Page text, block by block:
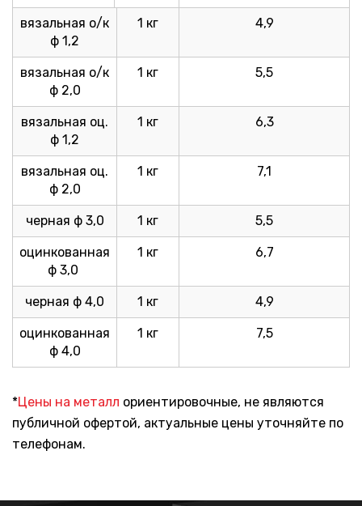
вязальная о/к
ф 1,2
1 кг 4,9
вязальная о/к
ф 2,0
1 кг 5,5
вязальная оц.
ф 1,2
1 кг 6,3
вязальная оц.
ф 2,0
1 кг 7,1
черная ф 3,0 1 кг 5,5
оцинкованная
ф 3,0
1 кг 6,7
черная ф 4,0 1 кг 4,9
оцинкованная
ф 4,0
1 кг 7,5
*Цены на металл ориентировочные, не являются
публичной офертой, актуальные цены уточняйте по
телефонам.